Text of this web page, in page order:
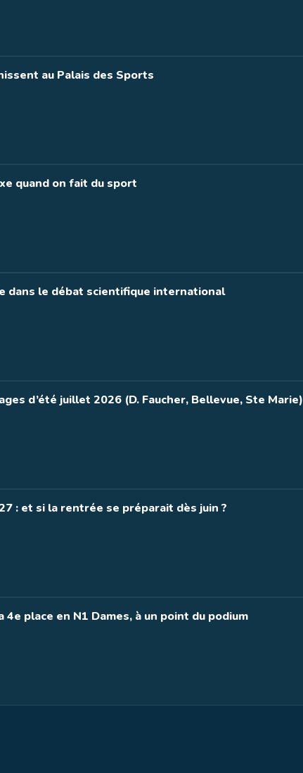
au Palais des Sports
quand on fait du sport
dans le débat scientifique international
d’été juillet 2026 (D. Faucher, Bellevue, Ste Marie)
: et si la rentrée se préparait dès juin ?
4e place en N1 Dames, à un point du podium